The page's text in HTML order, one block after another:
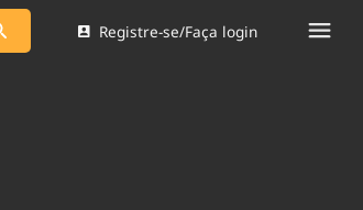
Registre-se/Faça login